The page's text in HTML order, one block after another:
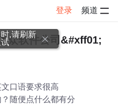
登录 频道
详情
众软件公司&#xff01;
口语要求很高
随便点什么都有分
,请刷新